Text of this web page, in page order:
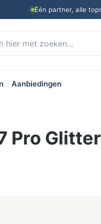
Één partner, alle
Aanbiedingen
Pro